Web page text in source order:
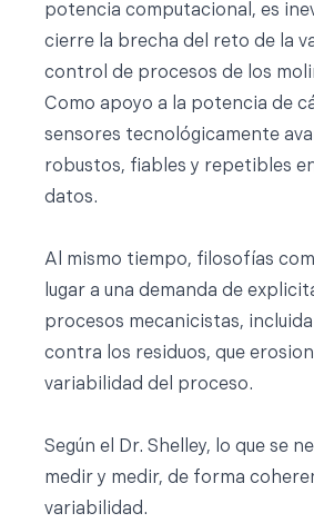
potencia computacional, es
cierre la brecha del reto de la
control de procesos de los
Como apoyo a la potencia de
sensores tecnológicamente
robustos, fiables y repetibles
datos.
Al mismo tiempo, filosofías
lugar a una demanda de
procesos mecanicistas, incluida
contra los residuos, que
variabilidad del proceso.
Según el Dr. Shelley, lo que se
medir y medir, de forma
variabilidad.